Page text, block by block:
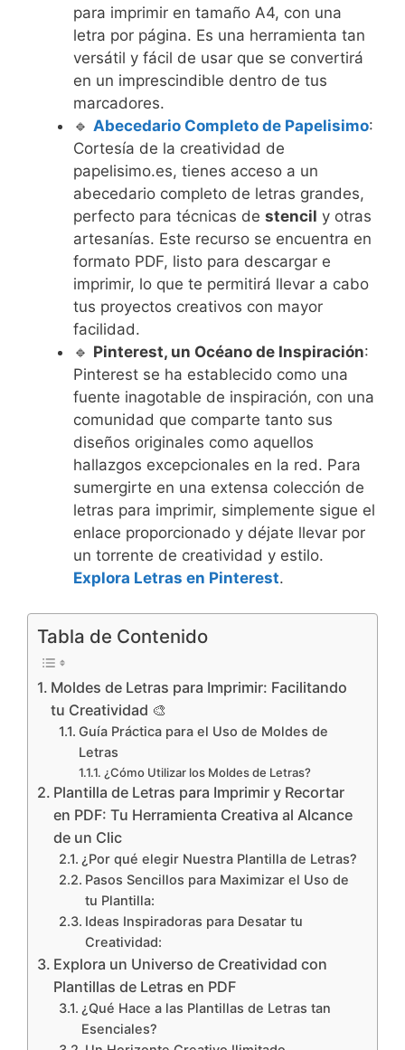
para imprimir en tamaño A4, con una
letra por página. Es una herramienta tan
versátil y fácil de usar que se convertirá
en un imprescindible dentro de tus
marcadores.
🔹 Abecedario Completo de Papelisimo:
Cortesía de la creatividad de
papelisimo.es, tienes acceso a un
abecedario completo de letras grandes,
perfecto para técnicas de stencil y otras
artesanías. Este recurso se encuentra en
formato PDF, listo para descargar e
imprimir, lo que te permitirá llevar a cabo
tus proyectos creativos con mayor
facilidad.
🔹 Pinterest, un Océano de Inspiración:
Pinterest se ha establecido como una
fuente inagotable de inspiración, con una
comunidad que comparte tanto sus
diseños originales como aquellos
hallazgos excepcionales en la red. Para
sumergirte en una extensa colección de
letras para imprimir, simplemente sigue el
enlace proporcionado y déjate llevar por
un torrente de creatividad y estilo.
Explora Letras en Pinterest.
Tabla de Contenido
Moldes de Letras para Imprimir: Facilitando
tu Creatividad 🎨
Guía Práctica para el Uso de Moldes de
Letras
¿Cómo Utilizar los Moldes de Letras?
Plantilla de Letras para Imprimir y Recortar
en PDF: Tu Herramienta Creativa al Alcance
de un Clic
¿Por qué elegir Nuestra Plantilla de Letras?
Pasos Sencillos para Maximizar el Uso de
tu Plantilla:
Ideas Inspiradoras para Desatar tu
Creatividad:
Explora un Universo de Creatividad con
Plantillas de Letras en PDF
¿Qué Hace a las Plantillas de Letras tan
Esenciales?